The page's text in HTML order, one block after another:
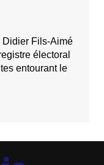
Didier Fils-Aimé
électoral
entourant le